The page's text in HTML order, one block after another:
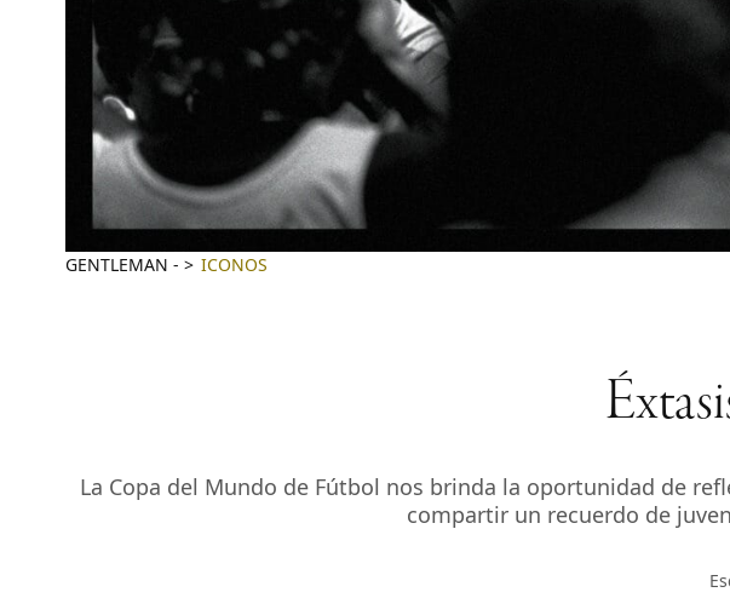
GENTLEMAN - ICONOS
La Copa del Mundo de Fútbol nos brinda la oportunidad de
compartir un recuerdo de